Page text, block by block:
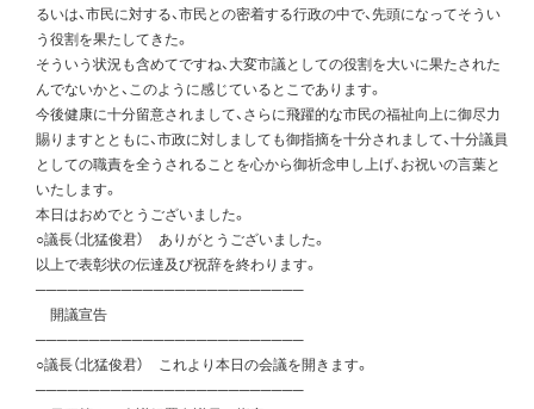
るいは、市民に対する、市民との密着する行政の中で、先頭になってそうい
う役割を果たしてきた。
そういう状況も含めてですね、大変市議としての役割を大いに果たされた
んでないかと、このように感じているとこであります。
今後健康に十分留意されまして、さらに飛躍的な市民の福祉向上に御尽力
賜りますとともに、市政に対しましても御指摘を十分されまして、十分議員
としての職責を全うされることを心から御祈念申し上げ、お祝いの言葉と
いたします。
本日はおめでとうございました。
○議長（北猛俊君） ありがとうございました。
以上で表彰状の伝達及び祝辞を終わります。
─────────────────────────
開議宣告
─────────────────────────
○議長（北猛俊君） これより本日の会議を開きます。
─────────────────────────